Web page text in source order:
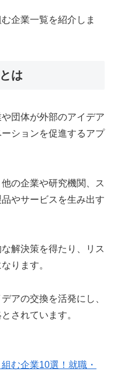
企業一覧を紹介しま
は
団体が外部のアイデア
ションを促進するアプ
の企業や研究機関、ス
やサービスを生み出す
解決策を得たり、リス
ります。
アの交換を活発にし、
されています。
む企業10選！就職・